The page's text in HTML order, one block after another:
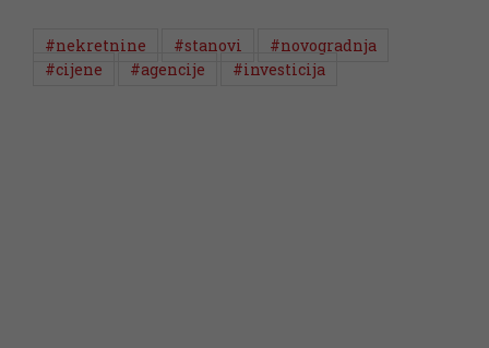
#nekretnine #stanovi
#novogradnja
#cijene
#agencije #investicija